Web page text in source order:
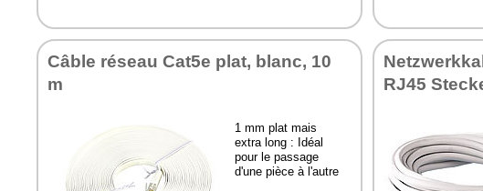
Câble réseau Cat5e plat, blanc, 10
m
1 mm plat mais
extra long : Idéal
pour le passage
d'une pièce à l'autre
RJ45